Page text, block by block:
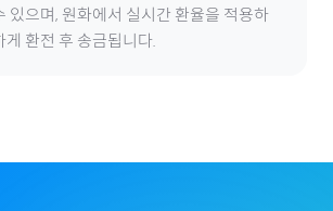
있으며, 원화에서 실시간 환율을 적용하
게 환전 후 송금됩니다.